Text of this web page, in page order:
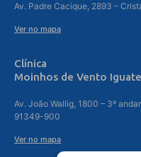
Av. Padre Cacique, 2893 –
Ver no mapa
Clínica
Moinhos de Vento
Av. João Wallig, 1800 – 3º
91349-900
Ver no mapa